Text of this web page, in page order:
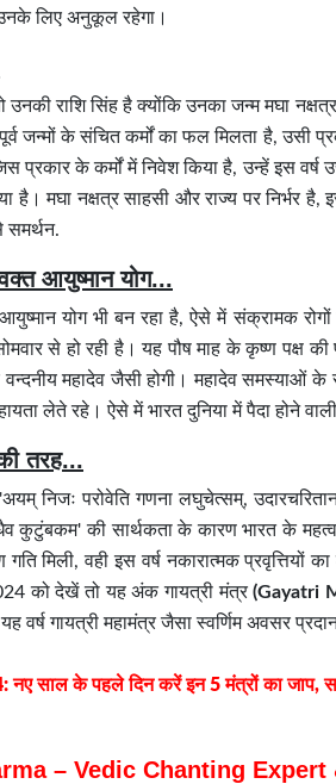
लिए अनुकूल रहेगा।
राशि सिंह है क्योंकि उनका जन्म मघा
जन्मों के संचित कर्मों का फल मिलता है, उसी
प्रकार के कर्मों में निवेश किया है, उन्हें इस
है। मघा नक्षत्र साहसी और राज्य पर निर्भर
समर्थन.
आयुष्मान योग...
योग भी बन रहा है, ऐसे में संक्रामक
से हो रही है। यह पौष माह के कृष्ण पक्ष
वन्दनीय महादेव जैसी होगी। महादेव समस्याओं
लेते रहे। ऐसे में भारत दुनिया में पैदा होने
तरह...
निजः परोवेति गणना लघुचेत्सम्,
कुटुंबकम' की सार्थकता के कारण भारत के
मिली, वही इस वर्ष नकारात्मक प्रवृत्तियों
को देखें तो यह अंक गायत्री मंत्र(Gayatri
वर्ष गायत्री महामंत्र जैसा स्वर्णिम अवसर
साल के पहले दिन करें इन 5 मंत्रों का जाप,
– Vedic Chanting